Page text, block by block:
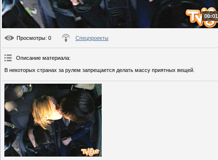
Просмотры: 0 Спецпроекты
Описание материала:
В некоторых странах за рулем запрещается делать массу приятных вещей.